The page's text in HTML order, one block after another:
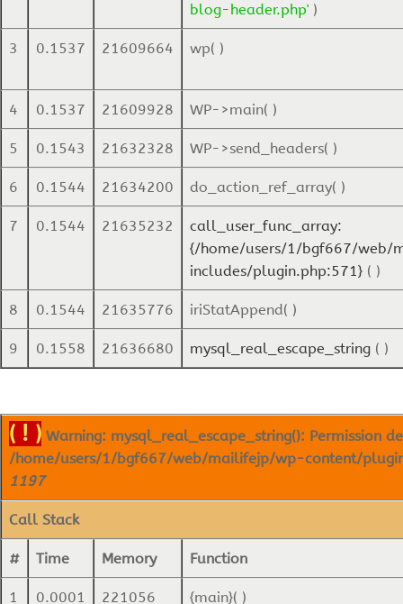
blog-header.php' )
3 0.1537 21609664 wp( )
4 0.1537 21609928 WP->main( )
5 0.1543 21632328 WP->send_headers( )
6 0.1544 21634200 do_action_ref_array( )
7 0.1544 21635232
call_user_func_array:
{/home/users/1/bgf667/web/
includes/plugin.php:571} ( )
8 0.1544 21635776 iriStatAppend( )
9 0.1558 21636680 mysql_real_escape_string ( )
( ! ) Warning: mysql_real_escape_string(): Permission
/home/users/1/bgf667/web/mailifejp/wp-content/
1197
Call Stack
# Time Memory Function
1 0.0001 221056 {main}( )